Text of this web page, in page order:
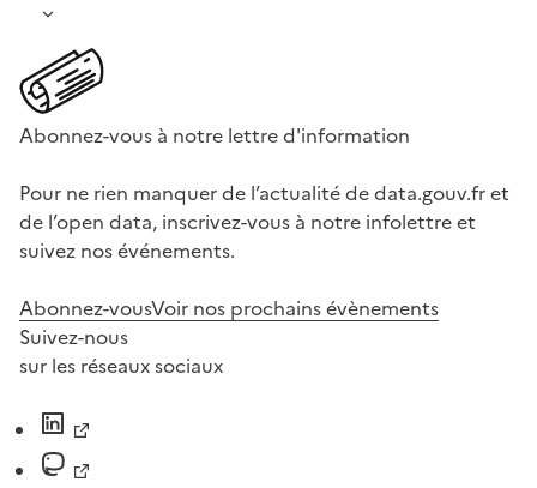
Abonnez-vous à notre lettre d'information
Pour ne rien manquer de l’actualité de data.gouv.fr et
de l’open data, inscrivez-vous à notre infolettre et
suivez nos événements.
Abonnez-vousVoir nos prochains évènements
Suivez-nous
sur les réseaux sociaux